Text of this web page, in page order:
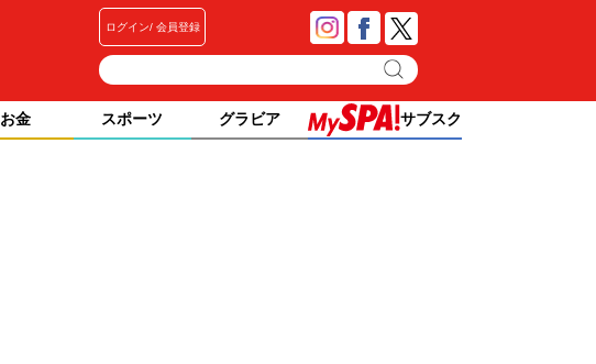
ログイン 会員登録
お金 スポーツ グラビア サブスク